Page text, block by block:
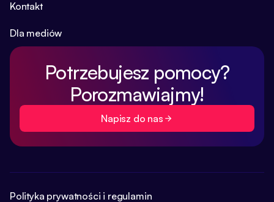
Kontakt
Dla mediów
Potrzebujesz pomocy?
Porozmawiajmy!
Napisz do nas
Polityka prywatności i regulamin